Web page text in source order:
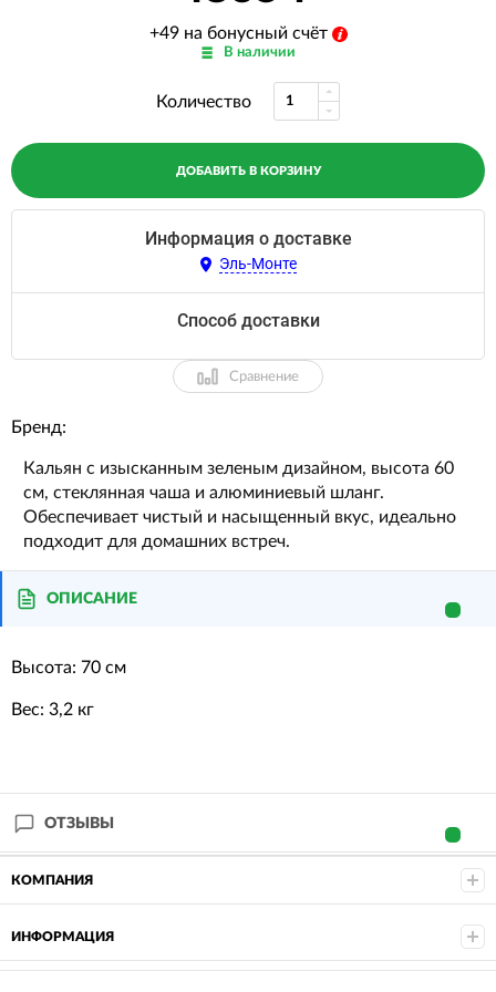
+49 на бонусный счёт
В наличии
Количество
ДОБАВИТЬ В КОРЗИНУ
Информация о доставке
Эль-Монте
Способ доставки
Сравнение
Бренд:
Кальян с изысканным зеленым дизайном, высота 60
см, стеклянная чаша и алюминиевый шланг.
Обеспечивает чистый и насыщенный вкус, идеально
подходит для домашних встреч.
ОПИСАНИЕ
Высота: 70 см
Вес: 3,2 кг
ОТЗЫВЫ
КОМПАНИЯ
ИНФОРМАЦИЯ